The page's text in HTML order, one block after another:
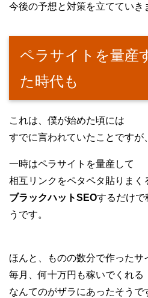
今後の予想と対策を立てていき
ペラサイトを量産
た時代も
これは、僕が始めた頃には
すでに言われていたことですが、
一時はペラサイトを量産して
相互リンクをペタペタ貼りまく
ブラックハットSEOするだけで
うです。
ほんと、ものの数分で作ったサ
毎月、何十万円も稼いでくれる
なんてのがザラにあったそうで